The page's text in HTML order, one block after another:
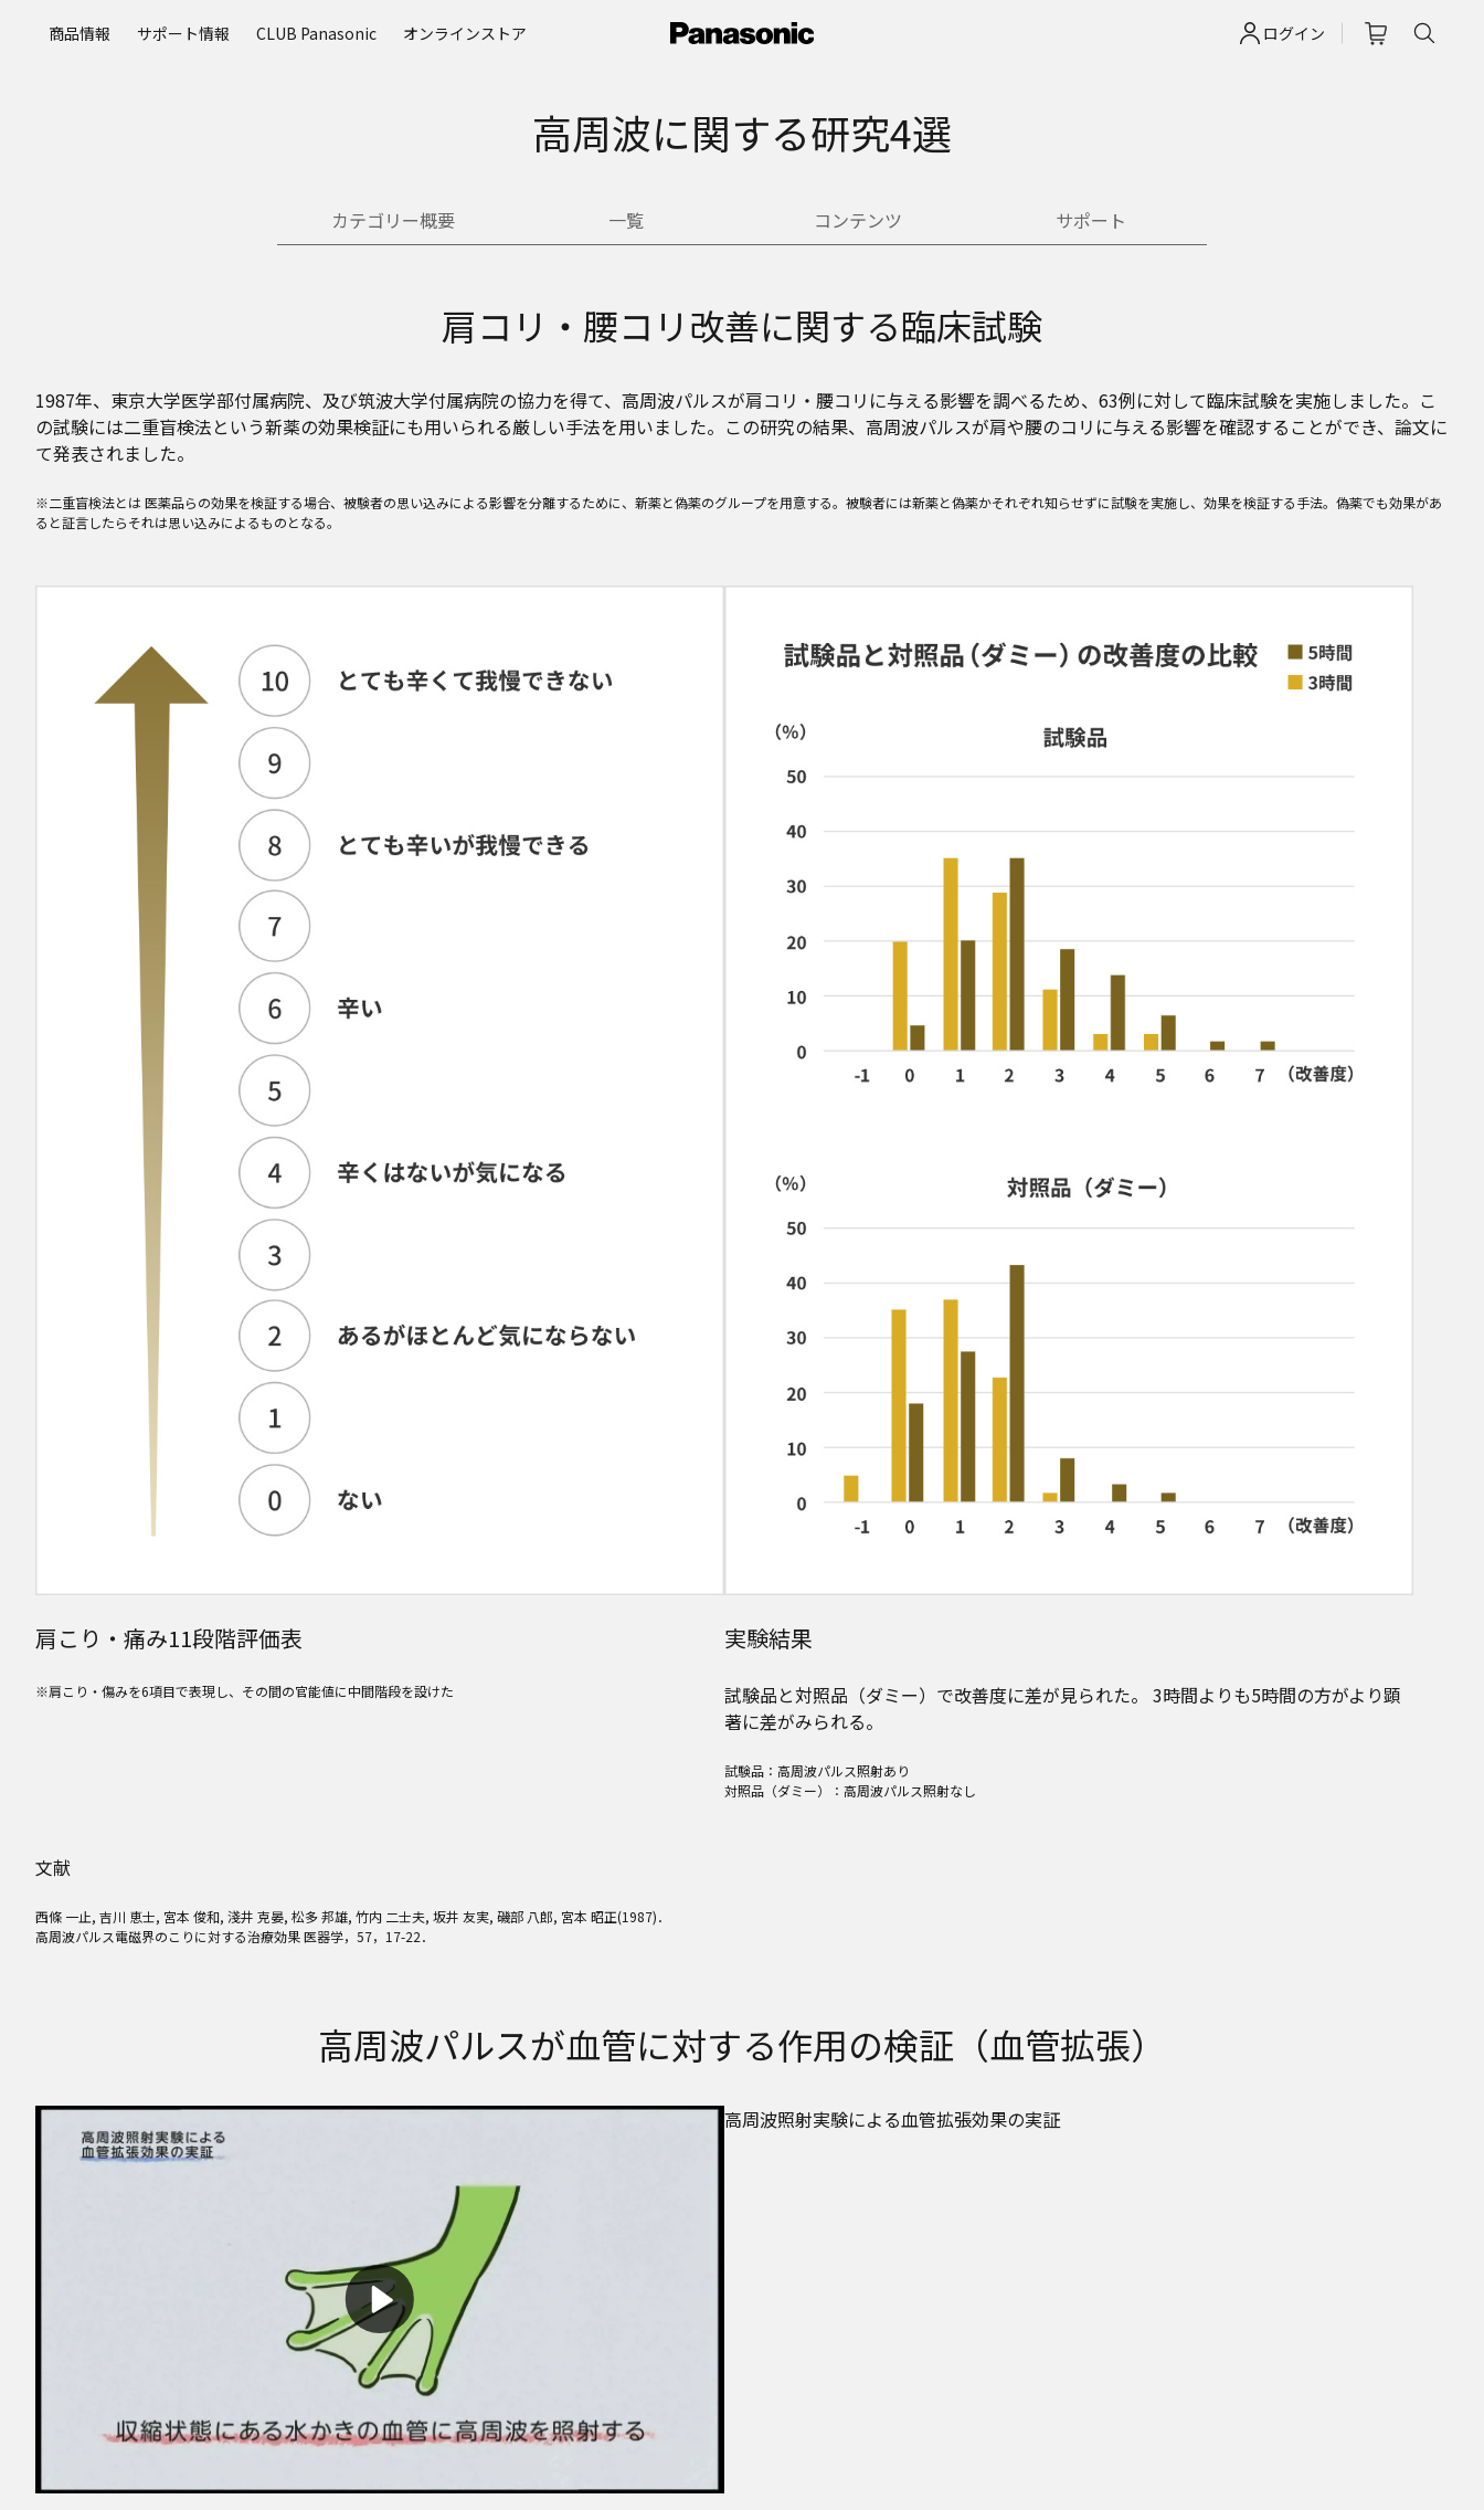
ログイン
商品情報 サポート情報 CLUB Panasonic オンラインストア
高周波に関する研究4選
カテゴリー概要 一覧 コンテンツ サポート
肩コリ・腰コリ改善に関する臨床試験
1987年、東京大学医学部付属病院、及び筑波大学付属病院の協力を得て、高周波パルスが肩コリ・腰コリに与える影響を調べるため、63例に対して臨床試験を実施しました。こ
の試験には二重盲検法という新薬の効果検証にも用いられる厳しい手法を用いました。この研究の結果、高周波パルスが肩や腰のコリに与える影響を確認することができ、論文に
て発表されました。
※二重盲検法とは 医薬品らの効果を検証する場合、被験者の思い込みによる影響を分離するために、新薬と偽薬のグループを用意する。被験者には新薬と偽薬かそれぞれ知らせずに試験を実施し、効果を検証する手法。偽薬でも効果があ
ると証言したらそれは思い込みによるものとなる。
肩こり・痛み11段階評価表
※肩こり・傷みを6項目で表現し、その間の官能値に中間階段を設けた
実験結果
試験品と対照品（ダミー）で改善度に差が見られた。 3時間よりも5時間の方がより顕
著に差がみられる。
試験品：高周波パルス照射あり
対照品（ダミー）：高周波パルス照射なし
文献
西條 一止, 吉川 恵士, 宮本 俊和, 淺井 克晏, 松多 邦雄, 竹内 二士夫, 坂井 友実, 磯部 八郎, 宮本 昭正(1987)．
高周波パルス電磁界のこりに対する治療効果 医器学，57，17-22．
高周波パルスが血管に対する作用の検証（血管拡張）
高周波照射実験による血管拡張効果の実証